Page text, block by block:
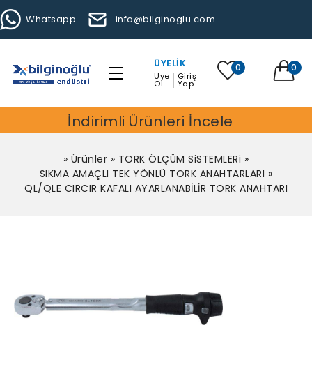
Whatsapp info@bilginoglu.com
ÜYELIK
Üye
Ol
Giriş
Yap
0 0
İndirimli Ürünleri İncele
» Ürünler » TORK ÖLÇÜM SiSTEMLERi »
SIKMA AMAÇLI TEK YÖNLÜ TORK ANAHTARLARI »
QL/QLE CIRCIR KAFALI AYARLANABİLİR TORK ANAHTARI